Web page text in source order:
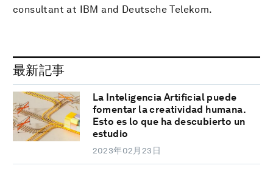
consultant at IBM and Deutsche Telekom.
最新記事
La Inteligencia Artificial puede
fomentar la creatividad humana.
Esto es lo que ha descubierto un
estudio
2023年02月23日